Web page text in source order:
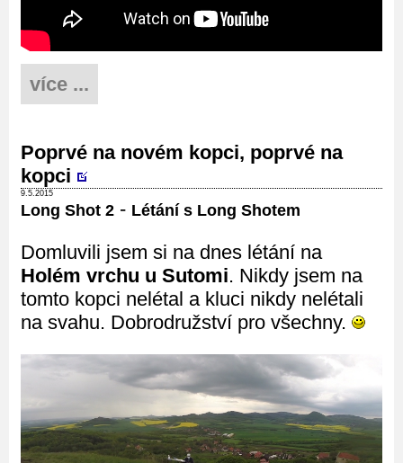
více ...
Poprvé na novém kopci, poprvé na
kopci
9.5.2015
Long Shot 2 - Létání s Long Shotem
Domluvili jsem si na dnes létání na
Holém vrchu u Sutomi. Nikdy jsem na
tomto kopci nelétal a kluci nikdy nelétali
na svahu. Dobrodružství pro všechny.